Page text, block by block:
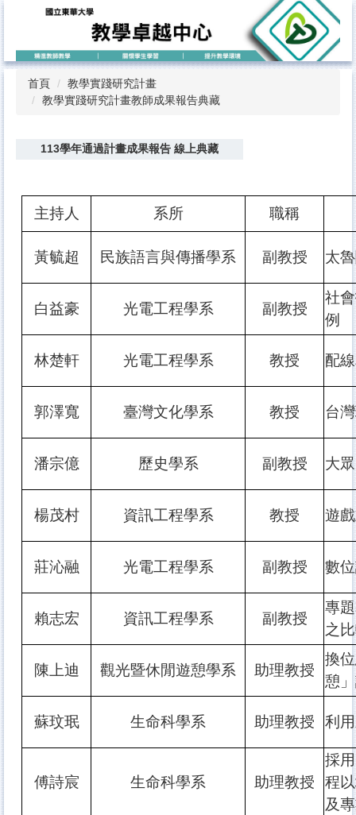
要
首頁
教學實踐研究計畫
教學實踐研究計畫教師成果報告典藏
113學年通過計畫成果報告 線上典藏
主持人 系所 職稱
黃毓超 民族語言與傳播學系 副教授 太
白益豪 光電工程學系 副教授
社
例
林楚軒 光電工程學系 教授 配
郭澤寬 臺灣文化學系 教授 台
潘宗億 歷史學系 副教授 大
楊茂村 資訊工程學系 教授 遊
莊沁融 光電工程學系 副教授 數
賴志宏 資訊工程學系 副教授
專
之
陳上迪 觀光暨休閒遊憩學系 助理教授
換
憩
蘇玟珉 生命科學系 助理教授 利
傅詩宸 生命科學系 助理教授
採
程
及